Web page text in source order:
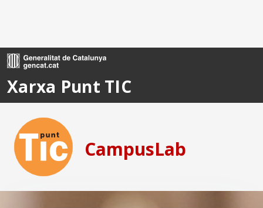
Xarxa Punt TIC
CampusLab